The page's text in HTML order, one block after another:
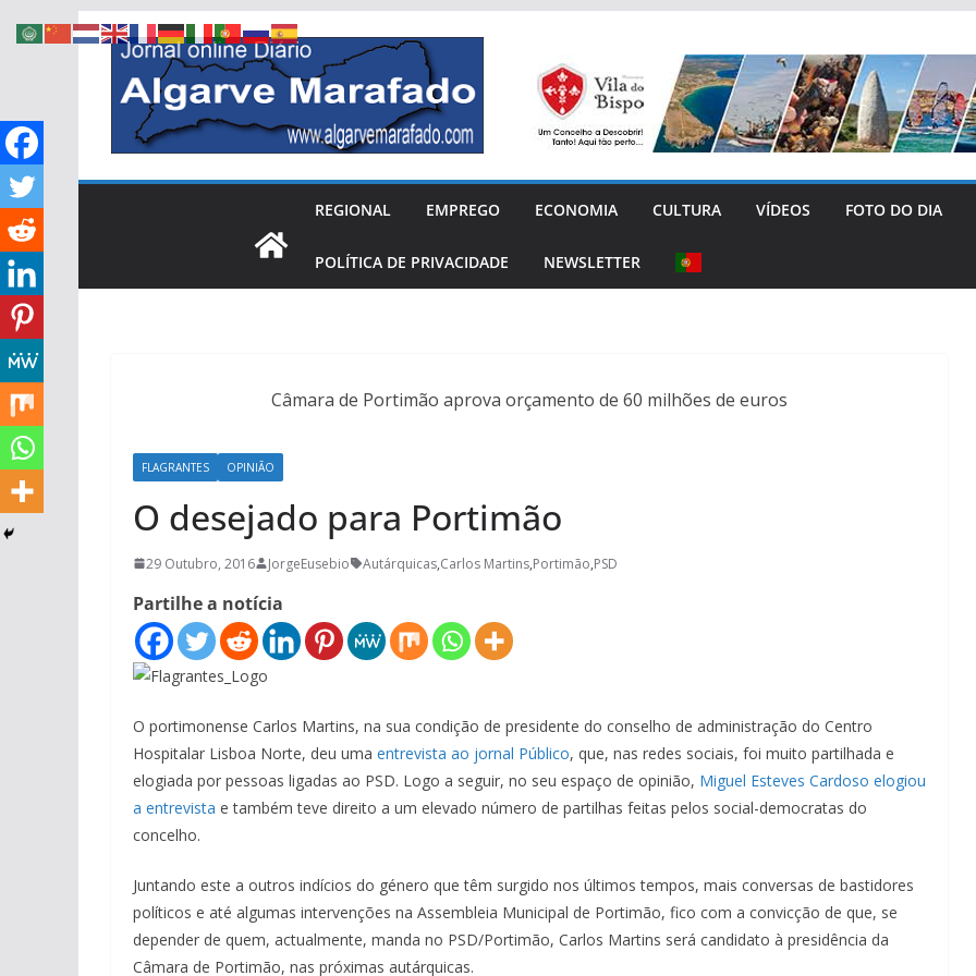
Skip
content
REGIONAL EMPREGO ECONOMIA CULTURA VÍDEOS FOTO DO DIA
POLÍTICA DE PRIVACIDADE NEWSLETTER
Câmara de Portimão aprova orçamento de 60 milhões de euros
FLAGRANTES OPINIÃO
O desejado para Portimão
29 Outubro, 2016 JorgeEusebio Autárquicas,Carlos Martins,Portimão,PSD
Partilhe a notícia
O portimonense Carlos Martins, na sua condição de presidente do conselho de administração do Centro
Hospitalar Lisboa Norte, deu uma entrevista ao jornal Público, que, nas redes sociais, foi muito partilhada e
elogiada por pessoas ligadas ao PSD. Logo a seguir, no seu espaço de opinião, Miguel Esteves Cardoso elogiou
a entrevista e também teve direito a um elevado número de partilhas feitas pelos social-democratas do
concelho.
Juntando este a outros indícios do género que têm surgido nos últimos tempos, mais conversas de bastidores
políticos e até algumas intervenções na Assembleia Municipal de Portimão, fico com a convicção de que, se
depender de quem, actualmente, manda no PSD/Portimão, Carlos Martins será candidato à presidência da
Câmara de Portimão, nas próximas autárquicas.